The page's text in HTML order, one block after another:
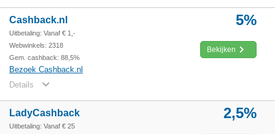
Cashback.nl
Uitbetaling: Vanaf € 1,-
Webwinkels: 2318
Gem. cashback: 88,5%
Bezoek Cashback.nl
Details
5%
Bekijken
LadyCashback
Uitbetaling: Vanaf € 25
2,5%